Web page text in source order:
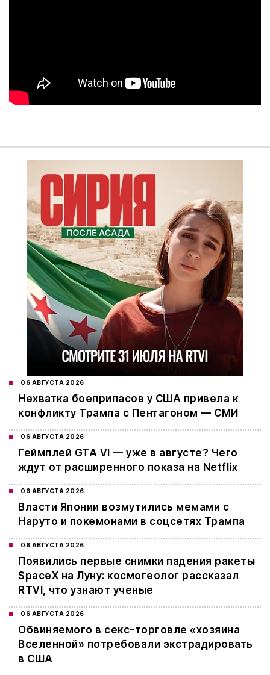
06 АВГУСТА 2026
Нехватка боеприпасов у США привела к
конфликту Трампа с Пентагоном — СМИ
06 АВГУСТА 2026
Геймплей GTA VI — уже в августе? Чего
ждут от расширенного показа на Netflix
06 АВГУСТА 2026
Власти Японии возмутились мемами с
Наруто и покемонами в соцсетях Трампа
06 АВГУСТА 2026
Появились первые снимки падения ракеты
SpaceX на Луну: космогеолог рассказал
RTVI, что узнают ученые
06 АВГУСТА 2026
Обвиняемого в секс-торговле «хозяина
Вселенной» потребовали экстрадировать
в США